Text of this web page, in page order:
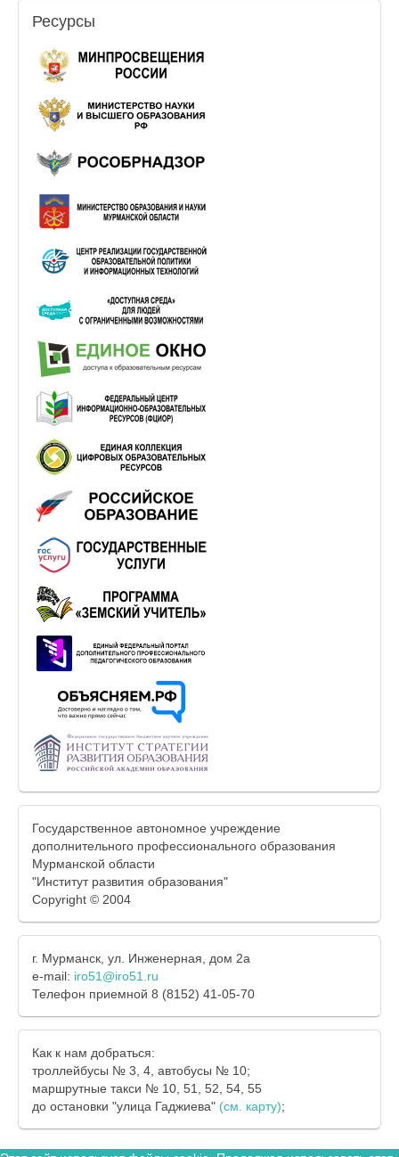
Ресурсы
Государственное автономное учреждение
дополнительного профессионального образования
Мурманской области
"Институт развития образования"
Copyright © 2004
г. Мурманск, ул. Инженерная, дом 2а
e-mail: iro51@iro51.ru
Телефон приемной 8 (8152) 41-05-70
Как к нам добраться:
троллейбусы № 3, 4, автобусы № 10;
маршрутные такси № 10, 51, 52, 54, 55
до остановки "улица Гаджиева" (см. карту);